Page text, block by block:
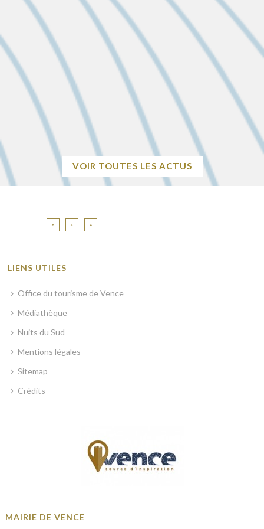
SUBVENTIONS POUR L’ANNÉE 2027
Avant le 1er décembre 2026 Pour demander une subvention
municipale, les associations doivent compléter intégralement
le dossier avec toutes les pièces justificatives nécessaires, et
le…
EN SAVOIR
VOIR TOUTES LES ACTUS
LIENS UTILES
Office du tourisme de Vence
Médiathèque
Nuits du Sud
Mentions légales
Sitemap
Crédits
MAIRIE DE VENCE